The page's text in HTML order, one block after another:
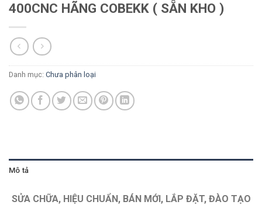
400CNC HÃNG COBEKK ( SẴN KHO )
Danh mục: Chưa phân loại
Mô tả
SỬA CHỮA, HIỆU CHUẨN, BÁN MỚI, LẮP ĐẶT, ĐÀO TẠO